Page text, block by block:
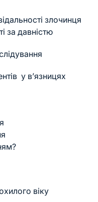
злочинця
за давністю
у в’язницях
віку